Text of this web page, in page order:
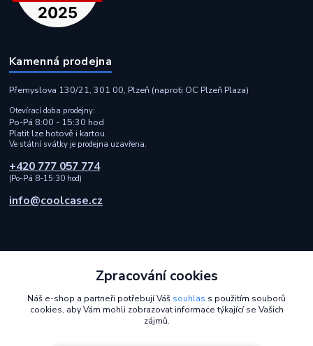
Kamenná prodejna
Přemyslova 130/21, 301 00, Plzeň (naproti OC Plzeň Plaza)
Otevírací doba prodejny:
Po-Pá 8:00 - 15:30 hod
Platit lze hotově i kartou.
Ve státní svátky je prodejna uzavřena.
+420 777 057 774
(Po-Pá 8-15:30 hod)
info@coolcase.cz
Rychlá a spolehlivá doprava i bezpečná online platba
2014 - 2026 © Coolcase.cz - Pouzdra, kryty, obaly, ochranná skla a
Zpracování cookies
Náš e-shop a partneři potřebují Váš souhlas s použitím souborů
cookies, aby Vám mohli zobrazovat informace týkající se Vašich
zájmů.